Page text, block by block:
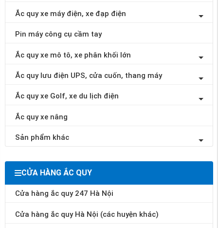
Ắc quy xe máy điện, xe đạp điện
Pin máy công cụ cầm tay
Ắc quy xe mô tô, xe phân khối lớn
Ắc quy lưu điện UPS, cửa cuốn, thang máy
Ắc quy xe Golf, xe du lịch điện
Ắc quy xe nâng
Sản phẩm khác
CỬA HÀNG ẮC QUY
Cửa hàng ắc quy 247 Hà Nội
Cửa hàng ắc quy Hà Nội (các huyện khác)